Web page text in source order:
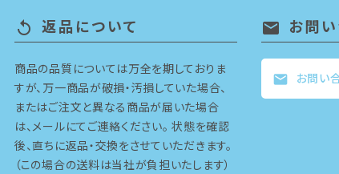
replay 返品について
商品の品質については万全を期しておりま
すが、万一商品が破損・汚損していた場合、
またはご注文と異なる商品が届いた場合
は、メールにてご連絡ください。 状態を確認
後、直ちに返品・交換をさせていただきます。
（この場合の送料は当社が負担いたします）
mail お問
mail お問い